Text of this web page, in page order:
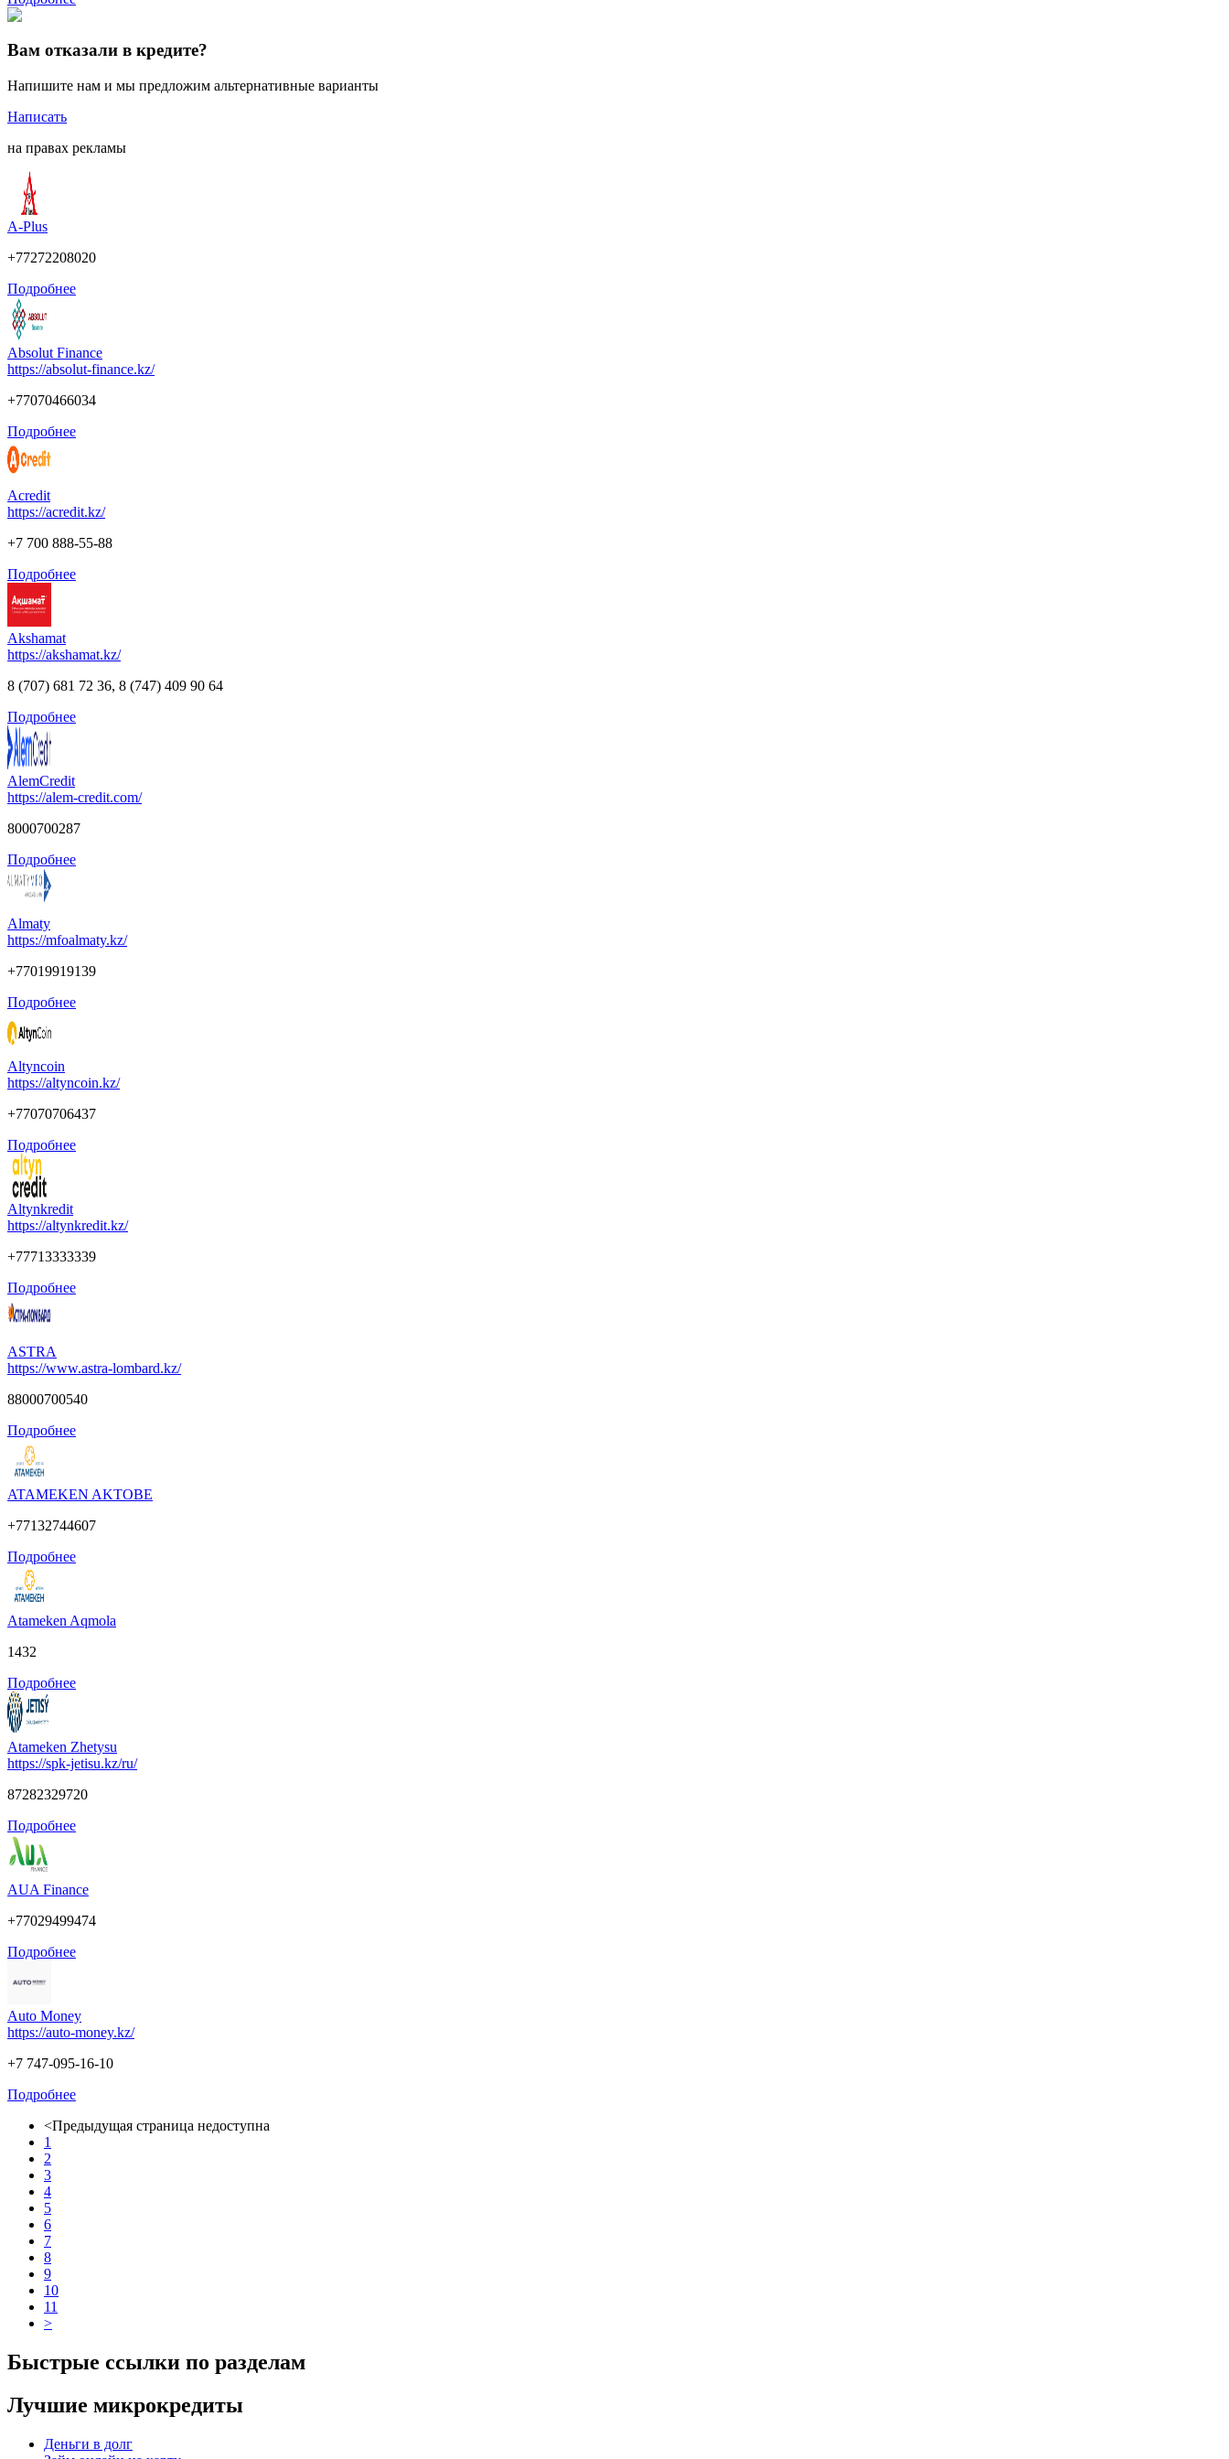
Вам отказали в кредите?
Напишите нам и мы предложим альтернативные варианты
Написать
на правах рекламы
A-Plus
+77272208020
Подробнее
Absolut Finance
https://absolut-finance.kz/
+77070466034
Подробнее
Acredit
https://acredit.kz/
+7 700 888-55-88
Подробнее
Akshamat
https://akshamat.kz/
8 (707) 681 72 36, 8 (747) 409 90 64
Подробнее
AlemCredit
https://alem-credit.com/
8000700287
Подробнее
Almaty
https://mfoalmaty.kz/
+77019919139
Подробнее
Altyncoin
https://altyncoin.kz/
+77070706437
Подробнее
Altynkredit
https://altynkredit.kz/
+77713333339
Подробнее
ASTRA
https://www.astra-lombard.kz/
88000700540
Подробнее
ATAMEKEN AKTOBE
+77132744607
Подробнее
Atameken Aqmola
1432
Подробнее
Atameken Zhetysu
https://spk-jetisu.kz/ru/
87282329720
Подробнее
AUA Finance
+77029499474
Подробнее
Auto Money
https://auto-money.kz/
+7 747-095-16-10
Подробнее
<Предыдущая страница недоступна
1
2
3
4
5
6
7
8
9
10
11
>
Быстрые ссылки по разделам
Лучшие микрокредиты
Деньги в долг